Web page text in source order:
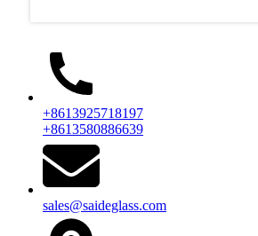
+8613925718197
+8613580886639
sales@saideglass.com